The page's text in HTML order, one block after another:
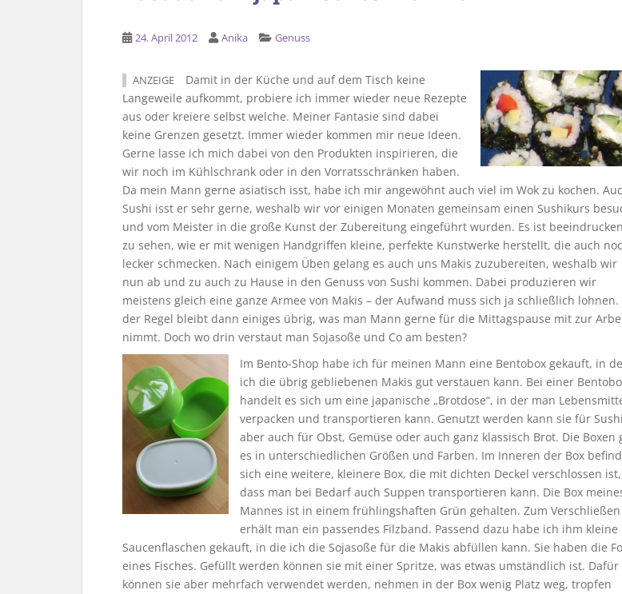
24. April 2012 Anika Genuss
ANZEIGE
Damit in der Küche und auf dem Tisch keine
Langeweile aufkommt, probiere ich immer wieder neue Rezepte
aus oder kreiere selbst welche. Meiner Fantasie sind dabei
keine Grenzen gesetzt. Immer wieder kommen mir neue Ideen.
Gerne lasse ich mich dabei von den Produkten inspirieren, die
wir noch im Kühlschrank oder in den Vorratsschränken haben.
Da mein Mann gerne asiatisch isst, habe ich mir angewöhnt auch viel im Wok zu kochen.
Sushi isst er sehr gerne, weshalb wir vor einigen Monaten gemeinsam einen Sushikurs
und vom Meister in die große Kunst der Zubereitung eingeführt wurden. Es ist
zu sehen, wie er mit wenigen Handgriffen kleine, perfekte Kunstwerke herstellt, die auch
lecker schmecken. Nach einigem Üben gelang es auch uns Makis zuzubereiten, weshalb wir
nun ab und zu auch zu Hause in den Genuss von Sushi kommen. Dabei produzieren wir
meistens gleich eine ganze Armee von Makis – der Aufwand muss sich ja schließlich lohnen.
der Regel bleibt dann einiges übrig, was man Mann gerne für die Mittagspause mit zur
nimmt. Doch wo drin verstaut man Sojasoße und Co am besten?
Im Bento-Shop habe ich für meinen Mann eine Bentobox gekauft, in
ich die übrig gebliebenen Makis gut verstauen kann. Bei einer
handelt es sich um eine japanische „Brotdose“, in der man
verpacken und transportieren kann. Genutzt werden kann sie für
aber auch für Obst, Gemüse oder auch ganz klassisch Brot. Die Boxen
es in unterschiedlichen Größen und Farben. Im Inneren der Box
sich eine weitere, kleinere Box, die mit dichten Deckel verschlossen
dass man bei Bedarf auch Suppen transportieren kann. Die Box
Mannes ist in einem frühlingshaften Grün gehalten. Zum Verschließen
erhält man ein passendes Filzband. Passend dazu habe ich ihm kleine
Saucenflaschen gekauft, in die ich die Sojasoße für die Makis abfüllen kann. Sie haben die
eines Fisches. Gefüllt werden können sie mit einer Spritze, was etwas umständlich ist. Dafür
können sie aber mehrfach verwendet werden, nehmen in der Box wenig Platz weg, tropfen